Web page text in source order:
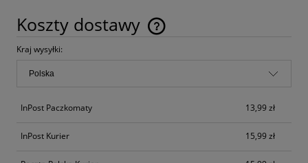
Koszty dostawy
Cena nie zawiera ewentualnych kosztów płatności
Kraj wysyłki:
InPost Paczkomaty 13,99 zł
InPost Kurier 15,99 zł